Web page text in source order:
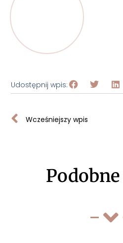
Udostępnij wpis:
Wcześniejszy wpis